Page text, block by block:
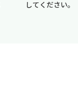
してください。